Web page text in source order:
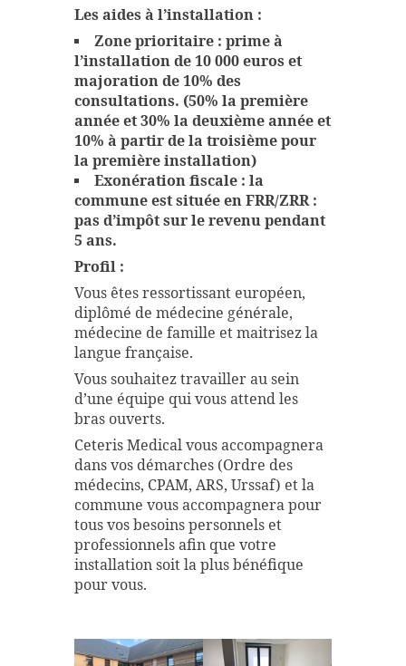
Les aides à l’installation :
Zone prioritaire : prime à
l’installation de 10 000 euros et
majoration de 10% des
consultations. (50% la première
année et 30% la deuxième année et
10% à partir de la troisième pour
la première installation)
Exonération fiscale : la
commune est située en FRR/ZRR :
pas d’impôt sur le revenu pendant
5 ans.
Profil :
Vous êtes ressortissant européen,
diplômé de médecine générale,
médecine de famille et maitrisez la
langue française.
Vous souhaitez travailler au sein
d’une équipe qui vous attend les
bras ouverts.
Ceteris Medical vous accompagnera
dans vos démarches (Ordre des
médecins, CPAM, ARS, Urssaf) et la
commune vous accompagnera pour
tous vos besoins personnels et
professionnels afin que votre
installation soit la plus bénéfique
pour vous.